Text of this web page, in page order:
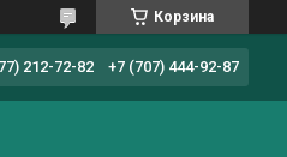
Корзина
212-72-82 +7 (707) 444-92-87